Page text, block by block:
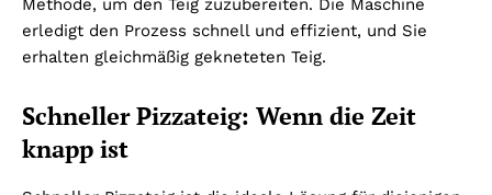
Methode, um den Teig zuzubereiten. Die Maschine
erledigt den Prozess schnell und effizient, und Sie
erhalten gleichmäßig gekneteten Teig.
Schneller Pizzateig: Wenn die Zeit
knapp ist